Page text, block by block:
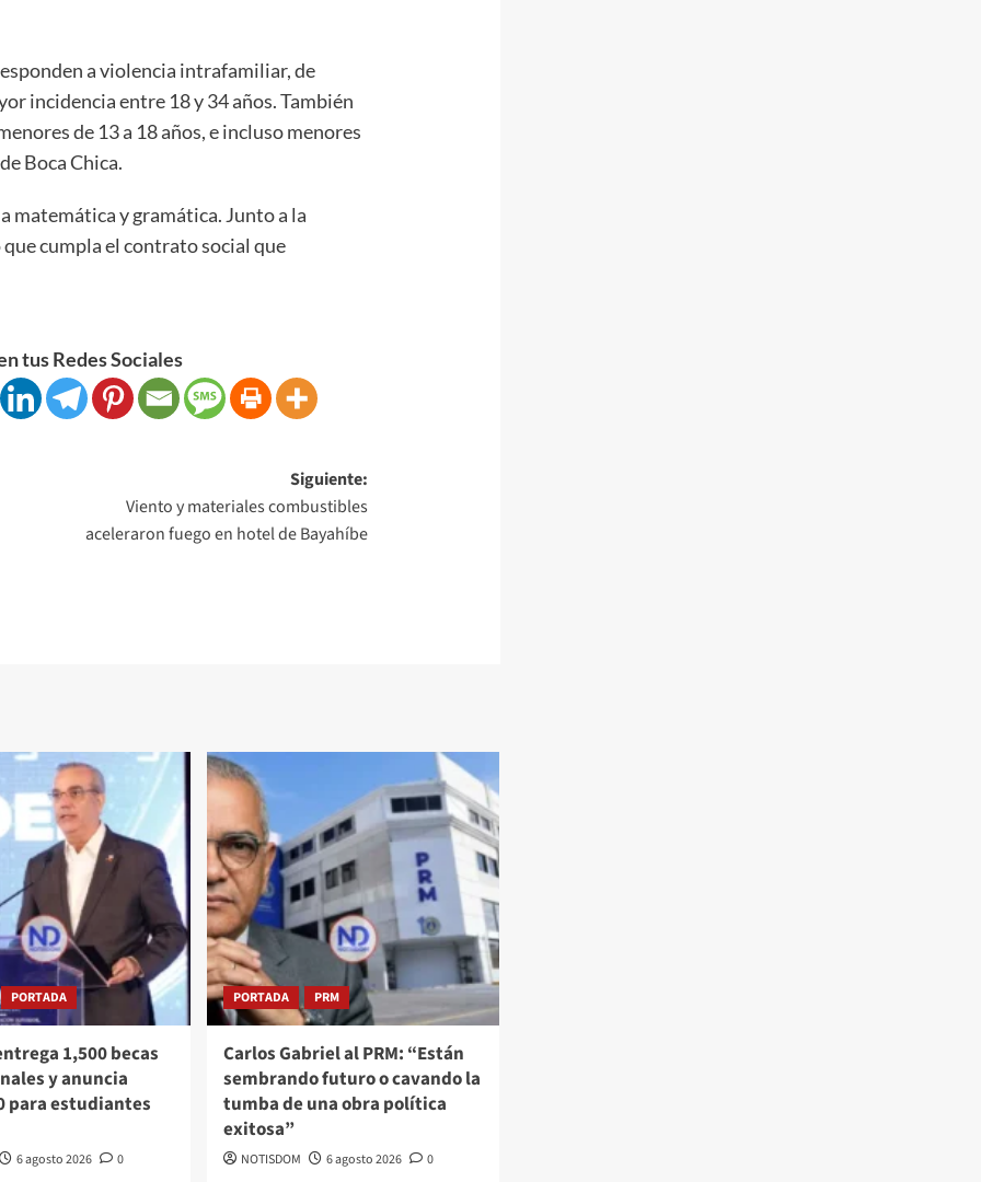
a violencia intrafamiliar, de
incidencia entre 18 y 34 años. También
de 13 a 18 años, e incluso menores
Boca Chica.
matemática y gramática. Junto a la
cumpla el contrato social que
tus Redes Sociales
Siguiente:
Viento y materiales combustibles
aceleraron fuego en hotel de Bayahíbe
PORTADA
1,500 becas
y anuncia
para estudiantes
6 agosto 2026 0
PORTADA PRM
Carlos Gabriel al PRM: “Están
sembrando futuro o cavando la
tumba de una obra política
exitosa”
NOTISDOM 6 agosto 2026 0